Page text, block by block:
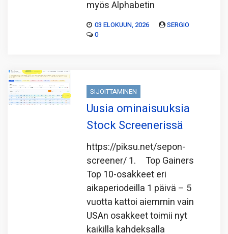
myös Alphabetin
03 ELOKUUN, 2026
SERGIO
0
SIJOITTAMINEN
Uusia ominaisuuksia
Stock Screenerissä
https://piksu.net/sepon-
screener/ 1. Top Gainers
Top 10-osakkeet eri
aikaperiodeilla 1 päivä – 5
vuotta kattoi aiemmin vain
USAn osakkeet toimii nyt
kaikilla kahdeksalla